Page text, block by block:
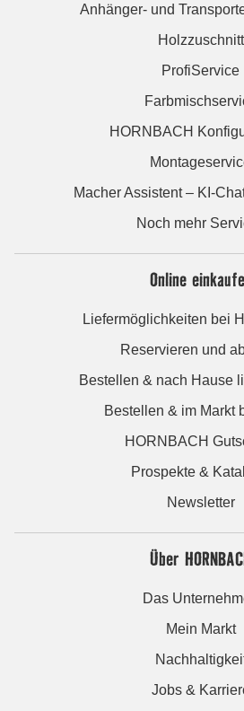
Anhänger- und
Holzzuschnitt
ProfiService
HORNBACH
Macher Assistent – KI-
Noch mehr
Online
Liefermöglichkeiten bei
Reservieren und
Bestellen & nach Hause
Bestellen & im Markt
HORNBACH
Prospekte &
Newsletter
Über
Das
Mein Markt
Jobs &